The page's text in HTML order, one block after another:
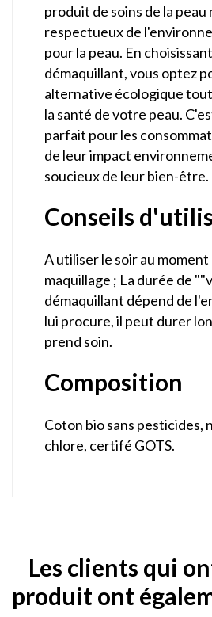
produit de soins de la peau
respectueux de
pour la peau. En
démaquillant, vous optez
alternative écologique
la santé de votre peau.
parfait pour les
de leur impact
soucieux de leur bien-être.
Conseils
A utiliser le soir au
maquillage ; La durée de
démaquillant dépend de
lui procure, il peut durer
prend soin.
Composition
Coton bio sans pesticides,
chlore, certifé GOTS.
Les clients qui
produit ont